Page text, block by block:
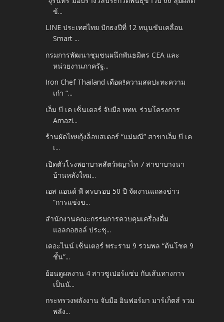
ข้...
LINE ประเทศไทย ปักธงปีที่ 12 หนุนขับเคลื่อน
Smart ...
กรมการพัฒนาชุมชนผนึกพันธมิตร CEA และ
หน่วยงานภาครัฐ...
Iron Chef Thailand เดือด!!ความสดปะทะความ
เก๋า “...
เอ็ม บี เค เซ็นเตอร์ จับมือ ททท. ร่วมโครงการ
Amazi...
ร้านผัดไทยกุ้งล็อบสเตอร์ “แม่มณี” สาขาเอ็ม บี เค
เ...
เปิดตัวโรงพยาบาลสัตว์พญาไท 7 สาขาบางนา
บ้านหลังใหม...
เอส แอนด์ พี ครบรอบ 50 ปี จัดงานแถลงข่าว
“การแข่งข...
สำนักงานคณะกรรมการควบคุมเครื่องดื่ม
แอลกอฮอล์ ประชุ...
เดอะไนน์ เซ็นเตอร์ พระราม 9 รวมพล “ต้นโชค 9
ชั้น”...
ย้อนดูผลงาน 4 สาวซูเปอร์แซ่บ กับเส้นทางการ
เป็นนั...
กระทรวงพลังงาน จับมือ อินฟอร์มา มาร์เก็ตส์ รวม
พลัง...